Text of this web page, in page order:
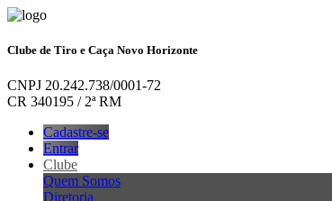
Clube de Tiro e Caça Novo Horizonte
CNPJ 20.242.738/0001-72
CR 340195 / 2ª RM
Cadastre-se
Entrar
Clube
Quem Somos
Diretoria